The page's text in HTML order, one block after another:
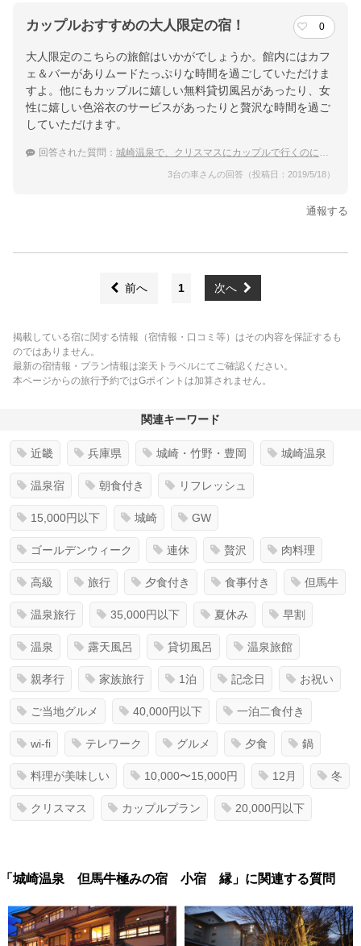
カップルおすすめの大人限定の宿！ 0
大人限定のこちらの旅館はいかがでしょうか。館内にはカフ
ェ＆バーがありムードたっぷりな時間を過ごしていただけま
すよ。他にもカップルに嬉しい無料貸切風呂があったり、女
性に嬉しい色浴衣のサービスがあったりと贅沢な時間を過ご
していただけます。
回答された質問： 城崎温泉で、クリスマスにカップルで行くのにおすすめの温泉宿は？
3台の車さんの回答（投稿日：2019/5/18）
通報する
前へ 1 次へ
掲載している宿に関する情報（宿情報・口コミ等）はその内容を保証するも
のではありません。
最新の宿情報・プラン情報は楽天トラベルにてご確認ください。
本ページからの旅行予約ではGポイントは加算されません。
関連キーワード
近畿 兵庫県 城崎・竹野・豊岡 城崎温泉
温泉宿 朝食付き リフレッシュ
15,000円以下 城崎 GW
ゴールデンウィーク 連休 贅沢 肉料理
高級 旅行 夕食付き 食事付き 但馬牛
温泉旅行 35,000円以下 夏休み 早割
温泉 露天風呂 貸切風呂 温泉旅館
親孝行 家族旅行 1泊 記念日 お祝い
ご当地グルメ 40,000円以下 一泊二食付き
wi-fi テレワーク グルメ 夕食 鍋
料理が美味しい 10,000〜15,000円 12月 冬
クリスマス カップルプラン 20,000円以下
「城崎温泉 但馬牛極みの宿 小宿 縁」に関連する質問